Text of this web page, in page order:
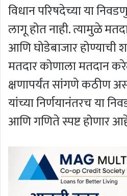
विधान परिषदेच्या या
लागू होत नाही. त्यामुळे
आणि घोडेबाजार
मतदार कोणाला मतदान
क्षणापर्यंत सांगणे कठीण
यांच्या निर्णयानंतरच या
आणि गणिते स्पष्ट होणार